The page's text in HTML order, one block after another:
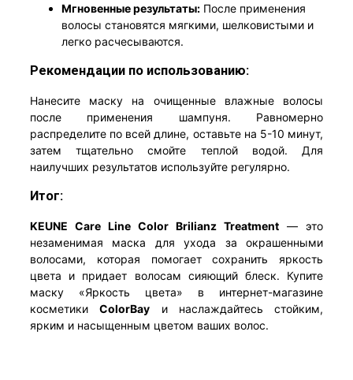
Мгновенные результаты: После применения
волосы становятся мягкими, шелковистыми и
легко расчесываются.
Рекомендации по использованию:
Нанесите маску на очищенные влажные волосы
после применения шампуня. Равномерно
распределите по всей длине, оставьте на 5-10 минут,
затем тщательно смойте теплой водой. Для
наилучших результатов используйте регулярно.
Итог:
KEUNE Care Line Color Brilianz Treatment — это
незаменимая маска для ухода за окрашенными
волосами, которая помогает сохранить яркость
цвета и придает волосам сияющий блеск. Купите
маску «Яркость цвета» в интернет-магазине
косметикиColorBay и наслаждайтесь стойким,
ярким и насыщенным цветом ваших волос.